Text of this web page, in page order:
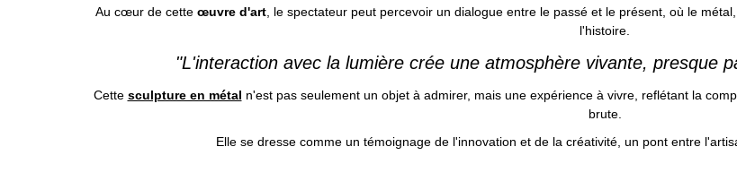
Au cœur de cette œuvre d'art, le spectateur peut percevoir un dialogue entre le passé et le présent, où le
l'histoire.
"L'interaction avec la lumière crée une atmosphère vivante, presque
Cette sculpture en métal n'est pas seulement un objet à admirer, mais une expérience à vivre, reflétant la
brute.
Elle se dresse comme un témoignage de l'innovation et de la créativité, un pont entre